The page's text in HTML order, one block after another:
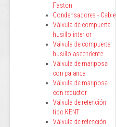
Faston
Condensadores - Cable
Válvula de compuerta
husillo interior
Válvula de compuerta
husillo ascendente
Válvula de mariposa
con palanca
Válvula de mariposa
con reductor
Válvula de retención
tipo KENT
Válvula de retención